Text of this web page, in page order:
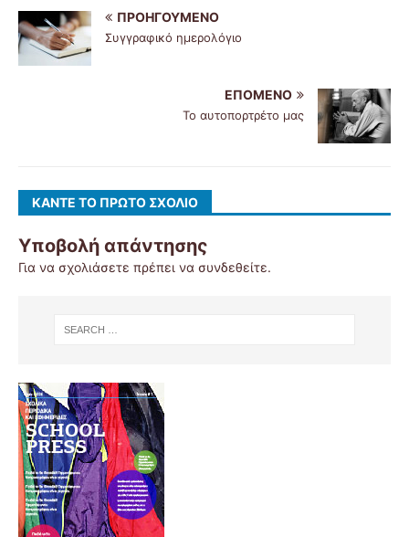
ΠΡΟΗΓΟΎΜΕΝΟ
Συγγραφικό ημερολόγιο
ΕΠΌΜΕΝΟ
Το αυτοπορτρέτο μας
ΚΆΝΤΕ ΤΟ ΠΡΏΤΟ ΣΧΌΛΙΟ
Υποβολή απάντησης
Για να σχολιάσετε πρέπει να συνδεθείτε.